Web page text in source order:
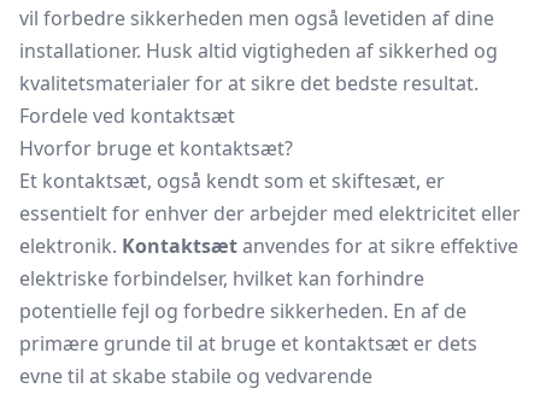
vil forbedre sikkerheden men også levetiden af dine
installationer. Husk altid vigtigheden af sikkerhed og
kvalitetsmaterialer for at sikre det bedste resultat.
Fordele ved kontaktsæt
Hvorfor bruge et kontaktsæt?
Et kontaktsæt, også kendt som et skiftesæt, er
essentielt for enhver der arbejder med elektricitet eller
elektronik. Kontaktsætanvendes for at sikre effektive
elektriske forbindelser, hvilket kan forhindre
potentielle fejl og forbedre sikkerheden. En af de
primære grunde til at bruge et kontaktsæt er dets
evne til at skabe stabile og vedvarende